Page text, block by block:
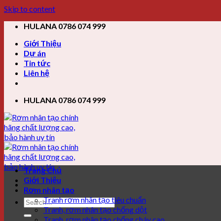
Skip to content
HULANA 0786 074 999
Giới Thiệu
Dự án
Tin tức
Liên hệ
HULANA 0786 074 999
Trang Chủ
Giới Thiệu
Rơm nhân tạo
Tranh rơm nhân tạo tiêu chuẩn
Tranh, rơm nhân tạo chống dột